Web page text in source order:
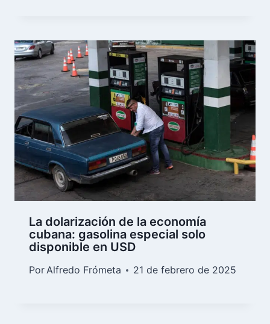
La dolarización de la economía
cubana: gasolina especial solo
disponible en USD
PorAlfredo Frómeta 21 de febrero de 2025